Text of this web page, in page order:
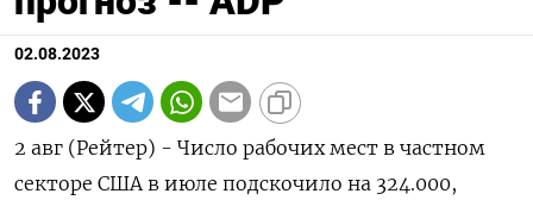
02.08.2023
2 авг (Рейтер) - Число рабочих мест в частном
секторе США в июле подскочило на 324.000,